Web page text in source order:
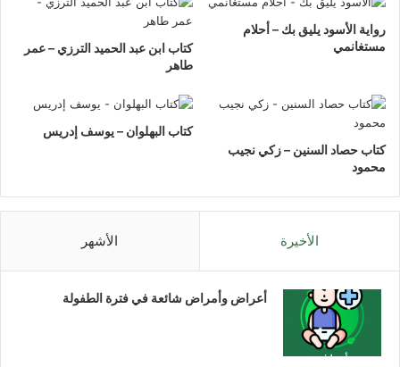
رواية الأسود يليق بك – أحلام
مستغانمي
كتاب ابن عبد الحميد الترزي – عمر
طاهر
كتاب حصاد السنين – زكي نجيب
محمود
كتاب البهلوان – يوسف إدريس
الأخيرة الأشهر
أعراض وأمراض شائعة في فترة الطفولة